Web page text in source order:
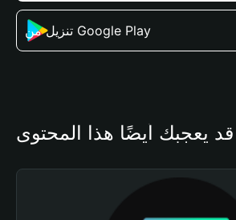
تنزيل من Google Play
قد يعجبك أيضًا هذا المحتوى